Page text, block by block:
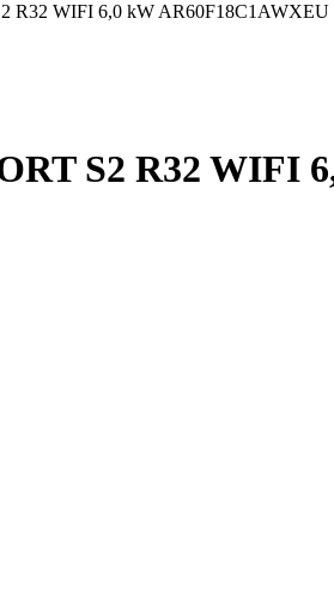
R32 WIFI 6,0 kW AR60F18C1AWXEU
S2 R32 WIFI